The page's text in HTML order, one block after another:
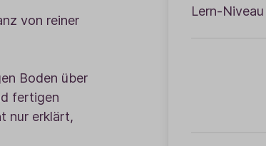
von reiner
Boden über
fertigen
nur erklärt,
Lern-Niveau